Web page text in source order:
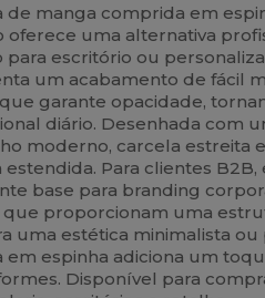
de manga comprida em
oferece uma alternativa
para escritório ou
um acabamento de fácil
garante opacidade,
diário. Desenhada com
moderno, carcela estreita
estendida. Para clientes
base para branding
que proporcionam uma
uma estética minimalista
em espinha adiciona um
Disponível para